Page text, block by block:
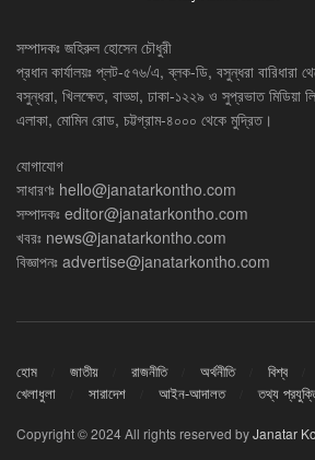
সম্পাদকঃ জহিরুল হোসেন চৌধুরী
প্রধান কার্যালয়ঃ প্লট-৫৭৬/এ, ব্লক-ডি, বসুন্ধরা বারিধারা
বসুন্ধরা, খিলক্ষেত, বাড্ডা, ঢাকা-১২২৯ ও সুপ্রভাত মিডিয়া
এলাকা, মোমিন রোড, চট্টগ্রাম-৪০০০ থেকে মুদ্রিত।
যোগাযোগ
সাধারণঃ hello@janatarkontho.com
সম্পাদকঃ editor@janatarkontho.com
খবরঃ news@janatarkontho.com
বিজ্ঞাপনঃ advertise@janatarkontho.com
হোম জাতীয় রাজনীতি অর্থনীতি বিশ্ব
খেলাধুলা
সারাদেশ আইন-আদালত তথ্য
Copyright © 2024 All rights reserved byJanatar